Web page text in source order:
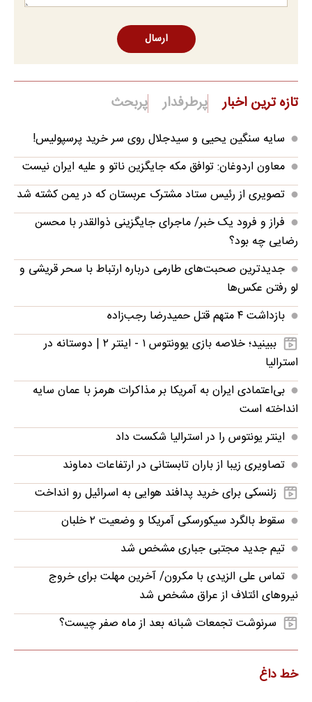
ارسال
تازه ترین اخبار پرطرفدار پربحث
سایه سنگین یحیی و سیدجلال روی سر خرید پرسپولیس!
معاون اردوغان: توافق مکه جایگزین ناتو و علیه ایران نیست
تصویری از رئیس ستاد مشترک عربستان که در یمن کشته شد
فراز و فرود یک خبر/ ماجرای جایگزینی ذوالقدر با محسن
رضایی چه بود؟
جدیدترین صحبت‌های طارمی درباره ارتباط با سحر قریشی و
لو رفتن عکس‌ها
بازداشت ۴ متهم قتل حمیدرضا رجب‌زاده
ببینید؛ خلاصه بازی یوونتوس ۱ - اینتر ۲ | دوستانه در
استرالیا
بی‌اعتمادی ایران به آمریکا بر مذاکرات هرمز با عمان سایه
انداخته است
اینتر یونتوس را در استرالیا شکست داد
تصاویری زیبا از باران تابستانی در ارتفاعات دماوند
زلنسکی برای خرید پدافند هوایی به اسرائیل رو انداخت
سقوط بالگرد سیکورسکی آمریکا و وضعیت ۲ خلبان
تیم جدید مجتبی جباری مشخص شد
تماس علی الزیدی با مکرون/ آخرین مهلت برای خروج
نیروهای ائتلاف از عراق مشخص شد
سرنوشت تجمعات شبانه بعد از ماه صفر چیست؟
خط داغ